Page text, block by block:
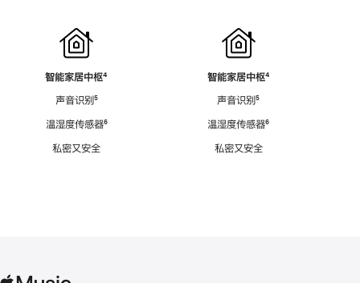
智能家居中枢脚
⁴
声音识别脚
⁵
温湿度传感器脚
⁶
私密又安全
智能家居中枢脚
⁴
声音识别脚
⁵
温湿度传感器脚
⁶
私密又安全